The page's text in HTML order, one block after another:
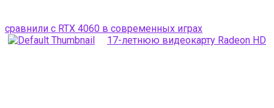
сравнили с RTX 4060 в современных играх
17-летнюю видеокарту Radeon HD